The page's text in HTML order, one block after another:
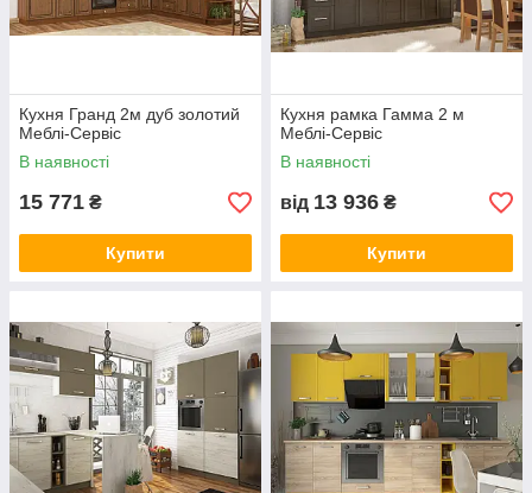
Кухня Гранд 2м дуб золотий
Меблі-Сервіс
В наявності
15 771 ₴
Купити
Кухня рамка Гамма 2 м
Меблі-Сервіс
В наявності
від 13 936 ₴
Купити